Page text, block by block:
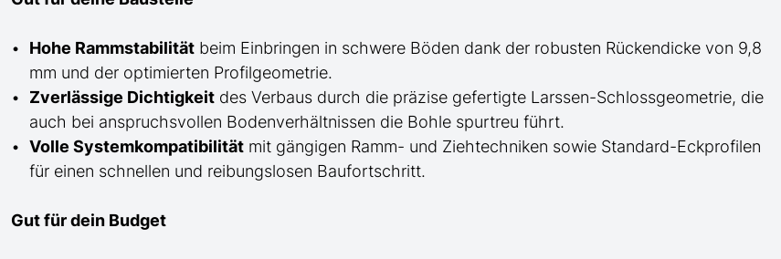
Hohe Rammstabilität beim Einbringen in schwere Böden dank der robusten Rückendicke von 9,8
mm und der optimierten Profilgeometrie.
Zverlässige Dichtigkeit des Verbaus durch die präzise gefertigte Larssen-Schlossgeometrie, die
auch bei anspruchsvollen Bodenverhältnissen die Bohle spurtreu führt.
Volle Systemkompatibilität mit gängigen Ramm- und Ziehtechniken sowie Standard-Eckprofilen
für einen schnellen und reibungslosen Baufortschritt.
Gut für dein Budget